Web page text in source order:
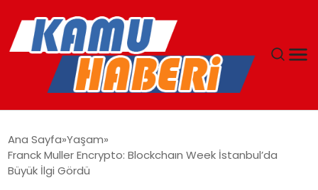
YAŞAM
Ana Sayfa Yaşam
Franck Muller Encrypto: Blockchaın Week İstanbul’da
Büyük İlgi Gördü